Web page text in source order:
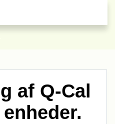
af Q-Cal